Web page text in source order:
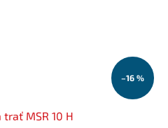
–16 %
MSR 10 H